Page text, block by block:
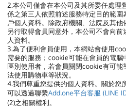
2.本公司僅會在本公司及其所委任處理
係之第三人依照前述服務特定目的範
戶個人資料。除政府機關、法院及其
另行取得會員同意外，本公司不會向
人資料。
3.為了便利會員使用，本網站會使用
需要的服務；cookie可能在會員的電
區別使用者，若會員關閉cookie有可能
法使用購物車等狀況。
4.我們尊重您提供的個人資料。關於您
可以透過聯繫Add.one平台客服 (LINE
(2)之相關權利。